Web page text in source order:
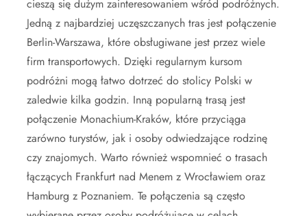
cieszą się dużym zainteresowaniem wśród podróżnych.
Jedną z najbardziej uczęszczanych tras jest połączenie
Berlin-Warszawa, które obsługiwane jest przez wiele
firm transportowych. Dzięki regularnym kursom
podróżni mogą łatwo dotrzeć do stolicy Polski w
zaledwie kilka godzin. Inną popularną trasą jest
połączenie Monachium-Kraków, które przyciąga
zarówno turystów, jak i osoby odwiedzające rodzinę
czy znajomych. Warto również wspomnieć o trasach
łączących Frankfurt nad Menem z Wrocławiem oraz
Hamburg z Poznaniem. Te połączenia są często